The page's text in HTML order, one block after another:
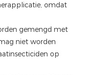
omdat
gemengd met
niet worden
op